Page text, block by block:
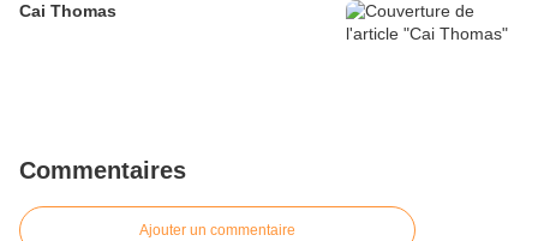
Cai Thomas
Commentaires
Ajouter un commentaire